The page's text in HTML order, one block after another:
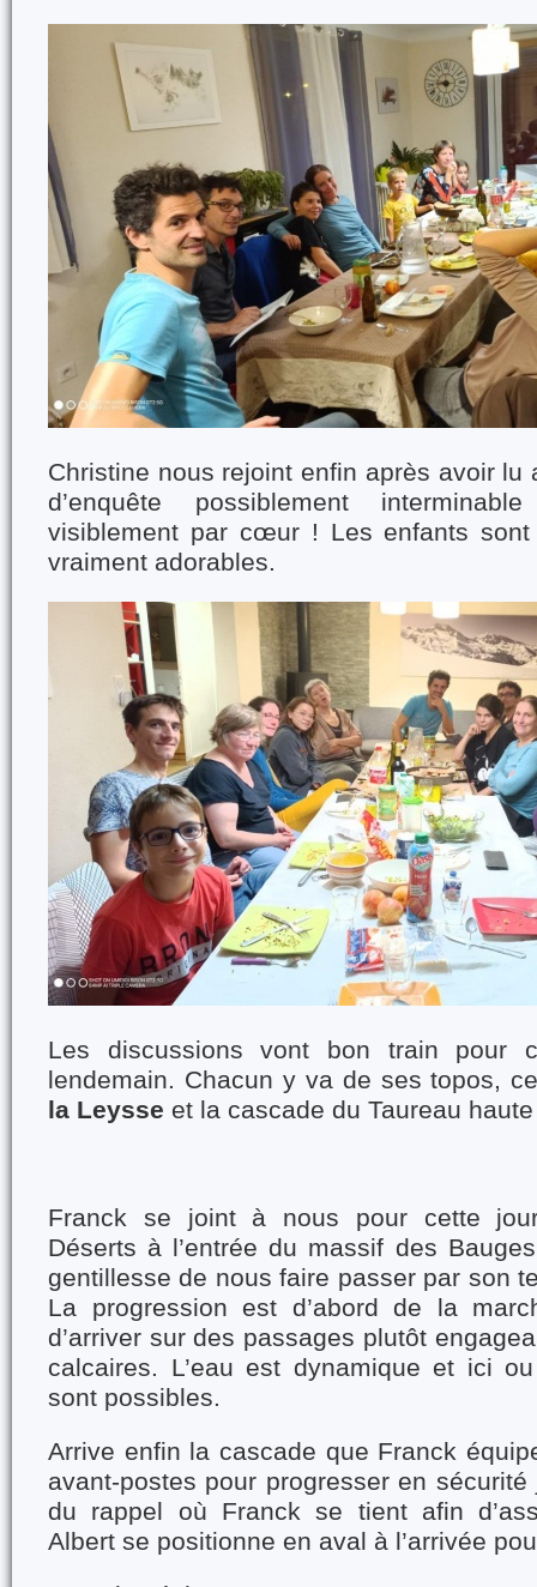
Christine nous rejoint enfin après avoir lu
d’enquête possiblement
visiblement par cœur ! Les enfants
vraiment adorables.
Les discussions vont bon train pour
lendemain. Chacun y va de ses topos,
la Leysse et la cascade du Taureau
Franck se joint à nous pour cette
Déserts à l’entrée du massif des
gentillesse de nous faire passer par son
La progression est d’abord de la
d’arriver sur des passages plutôt
calcaires. L’eau est dynamique et ici
sont possibles.
Arrive enfin la cascade que Franck
avant-postes pour progresser en sécurité
du rappel où Franck se tient afin
Albert se positionne en aval à l’arrivée